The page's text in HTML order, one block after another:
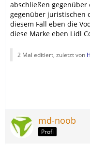
haben ein eigenes
andere
"richtiger Vodafone-
"Lidl Connect =
nicht so eindeutig.
Grundsätzlich lässt
festmachen:
abschließen
gegenüber juristischen
diesem Fall eben die
diese Marke eben Lidl
2 Mal editiert, zuletzt von
md-noob
Profi